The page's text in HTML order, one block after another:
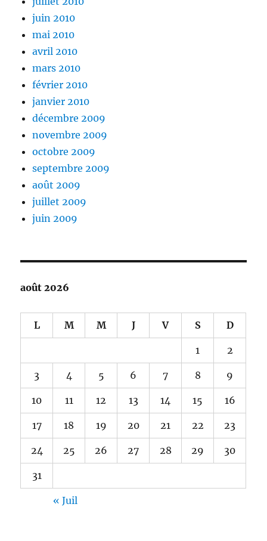
juin 2010
mai 2010
avril 2010
mars 2010
février 2010
janvier 2010
décembre 2009
novembre 2009
octobre 2009
septembre 2009
août 2009
juillet 2009
juin 2009
août 2026
L M M J V S D
1 2
3 4 5 6 7 8 9
10 11 12 13 14 15 16
17 18 19 20 21 22 23
24 25 26 27 28 29 30
31
« Juil